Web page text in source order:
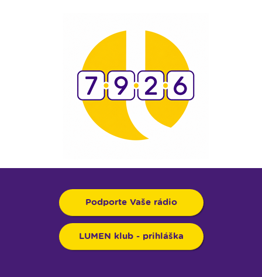
Podporte Vaše rádio
LUMEN klub - prihláška